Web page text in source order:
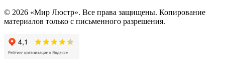
© 2026 «Мир Люстр». Все права защищены. Копирование
материалов только с письменного разрешения.